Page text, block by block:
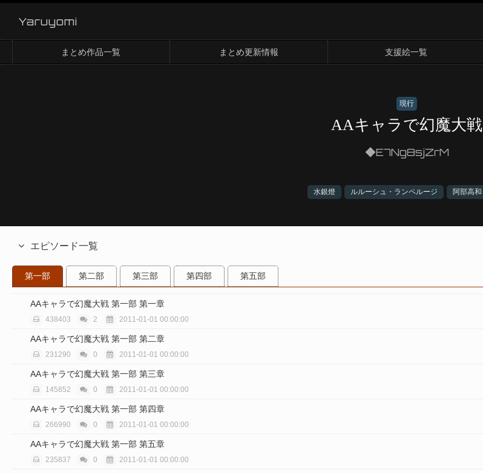
Yaruyomi
まとめ作品一覧 まとめ更新情報 支援絵一覧
現行
AAキャラで幻魔大戦
◆E7Ng8sjZrM
水銀燈 ルルーシュ・ランペルージ 阿部高和
エピソード一覧
第一部 第二部 第三部 第四部 第五部
AAキャラで幻魔大戦 第一部 第一章
438403 2 2011-01-01 00:00:00
AAキャラで幻魔大戦 第一部 第二章
231290 0 2011-01-01 00:00:00
AAキャラで幻魔大戦 第一部 第三章
145852 0 2011-01-01 00:00:00
AAキャラで幻魔大戦 第一部 第四章
266990 0 2011-01-01 00:00:00
AAキャラで幻魔大戦 第一部 第五章
235837 0 2011-01-01 00:00:00